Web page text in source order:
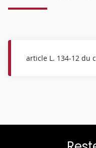
article L. 134-12 du